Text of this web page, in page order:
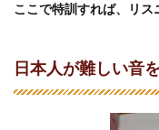
ここで特訓すれば、リス
日本人が難しい音